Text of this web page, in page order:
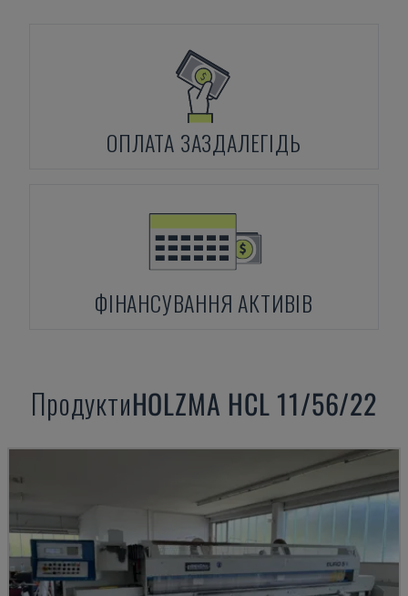
ОПЛАТА ЗАЗДАЛЕГІДЬ
ФІНАНСУВАННЯ АКТИВІВ
ПродуктиHOLZMA HCL 11/56/22